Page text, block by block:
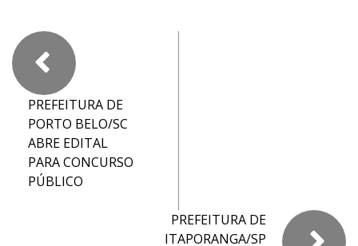
PREFEITURA DE
PORTO BELO/SC
ABRE EDITAL
PARA CONCURSO
PÚBLICO
PREFEITURA DE
ITAPORANGA/SP